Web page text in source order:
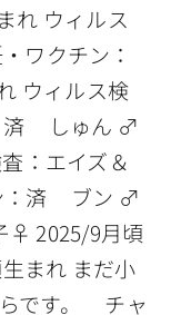
れ ウィルス
ワクチン：
ウィルス検
済 しゅん ♂
：エイズ＆
：済 ブン ♂
♀ 2025/9月頃
まれ まだ小
です。 チャ